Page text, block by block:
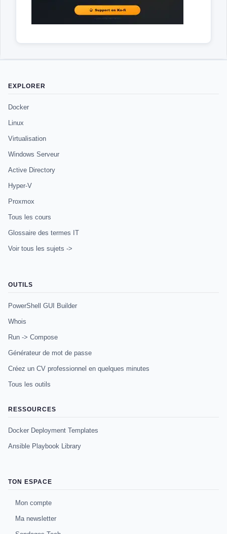
EXPLORER
Docker
Linux
Virtualisation
Windows Serveur
Active Directory
Hyper-V
Proxmox
Tous les cours
Glossaire des termes IT
Voir tous les sujets ->
OUTILS
PowerShell GUI Builder
Whois
Run -> Compose
Générateur de mot de passe
Créez un CV professionnel en quelques minutes
Tous les outils
RESSOURCES
Docker Deployment Templates
Ansible Playbook Library
TON ESPACE
Mon compte
Ma newsletter